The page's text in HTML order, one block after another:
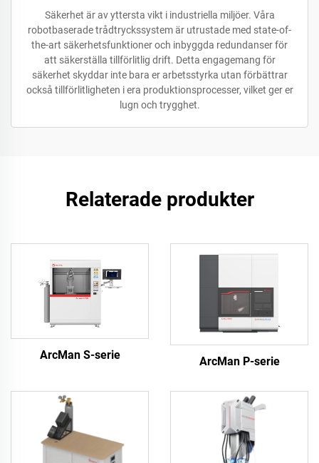
Säkerhet är av yttersta vikt i industriella miljöer. Våra
robotbaserade trådtryckssystem är utrustade med state-of-
the-art säkerhetsfunktioner och inbyggda redundanser för
att säkerställa tillförlitlig drift. Detta engagemang för
säkerhet skyddar inte bara er arbetsstyrka utan förbättrar
också tillförlitligheten i era produktionsprocesser, vilket ger er
lugn och trygghet.
Relaterade produkter
ArcMan S-serie ArcMan P-serie